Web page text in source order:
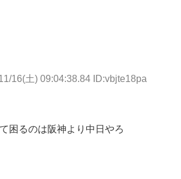
16(土) 09:04:38.84 ID:vbjte18pa
困るのは阪神より中日やろ